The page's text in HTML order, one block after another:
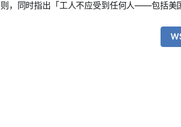
则，同时指出「工人不应受到任何人——包括美